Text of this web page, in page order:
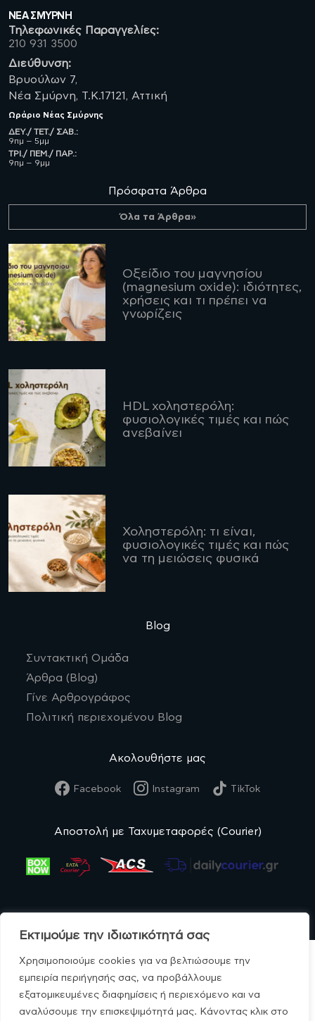
Εκτιμούμε την ιδιωτικότητά σας
Χρησιμοποιούμε cookies για να βελτιώσουμε την
εμπειρία περιήγησής σας, να προβάλλουμε
εξατομικευμένες διαφημίσεις ή περιεχόμενο και να
αναλύσουμε την επισκεψιμότητά μας. Κάνοντας κλικ στο
ΝΈΑ ΣΜΥΡΝΗ
Τηλεφωνικές Παραγγελίες:
210 931 3500
Διεύθυνση:
Βρυούλων 7,
Νέα Σμύρνη, Τ.Κ.17121, Αττική
Ωράριο Νέας Σμύρνης
ΔΕΥ./ ΤΕΤ./ ΣΑΒ.:
9πμ – 5μμ
ΤΡΙ./ ΠΕΜ./ ΠΑΡ.:
9πμ – 9μμ
Πρόσφατα Άρθρα
Όλα τα Άρθρα»
Οξείδιο του μαγνησίου
(magnesium oxide): ιδιότητες,
χρήσεις και τι πρέπει να
γνωρίζεις
HDL χοληστερόλη:
φυσιολογικές τιμές και πώς
ανεβαίνει
Χοληστερόλη: τι είναι,
φυσιολογικές τιμές και πώς
να τη μειώσεις φυσικά
Blog
Συντακτική Ομάδα
Άρθρα (Blog)
Γίνε Αρθρογράφος
Πολιτική περιεχομένου Blog
Ακολουθήστε μας
Facebook Instagram TikTok
Αποστολή με Ταχυμεταφορές (Courier)
© MonoBio.gr 2020-2026.